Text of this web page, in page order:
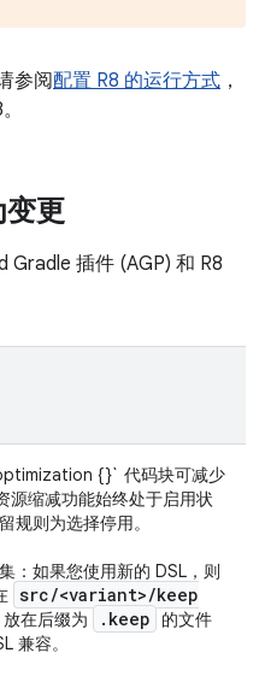
参阅配置 R8 的运行方式 ，
变更
Gradle 插件 (AGP) 和 R8
{}` 代码块可减少
源缩减功能始终处于启用状
规则为选择停用。
：如果您使用新的 DSL，则
src/<variant>/keep
在后缀为 . keep
的文件
兼容。